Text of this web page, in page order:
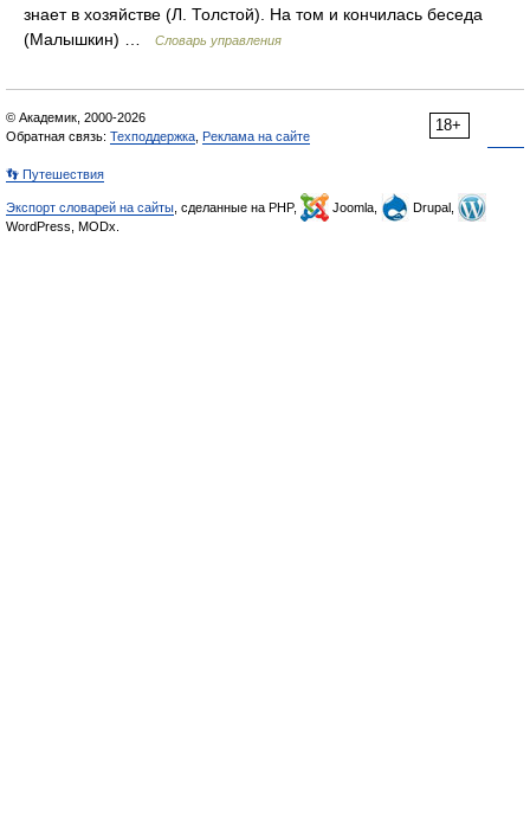
знает в хозяйстве (Л. Толстой). На том и кончилась беседа
(Малышкин) …
Словарь управления
18+
© Академик, 2000-2026
Обратная связь: Техподдержка Реклама на сайте
👣 Путешествия
Экспорт словарей на сайты , сделанные на PHP, Joomla,
Drupal,
WordPress, MODx.